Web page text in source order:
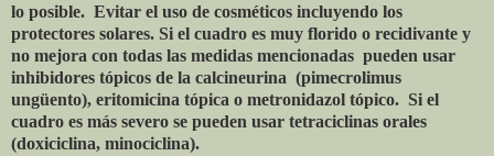
lo posible. Evitar el uso de cosméticos incluyendo los
protectores solares. Si el cuadro es muy florido o recidivante y
no mejora con todas las medidas mencionadas pueden usar
inhibidores tópicos de la calcineurina (pimecrolimus
ungüento), eritomicina tópica o metronidazol tópico. Si el
cuadro es más severo se pueden usar tetraciclinas orales
(doxiciclina, minociclina).